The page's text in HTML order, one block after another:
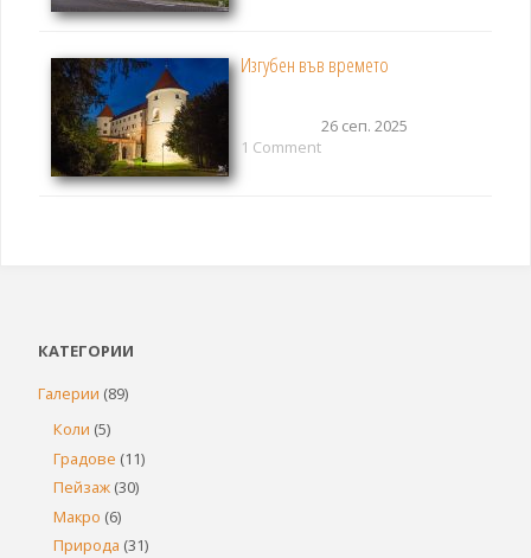
Изгубен във времето
26 сеп. 2025
1 Comment
КАТЕГОРИИ
Галерии (89)
Коли (5)
Градове (11)
Пейзаж (30)
Макро (6)
Природа (31)